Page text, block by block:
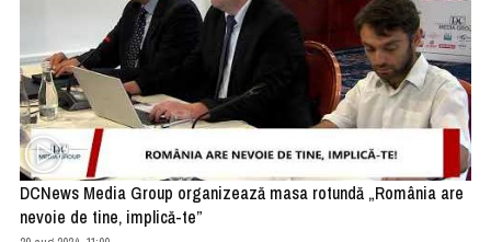
DCNews Media Group organizează masa rotundă „România are
nevoie de tine, implică-te”